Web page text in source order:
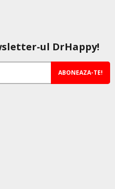
ul DrHappy!
ABONEAZA-TE!